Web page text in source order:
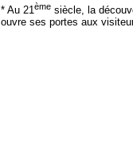
* Au 21ème siècle, la
ouvre ses portes aux